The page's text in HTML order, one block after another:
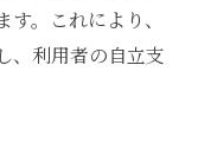
。これにより、
、利用者の自立支